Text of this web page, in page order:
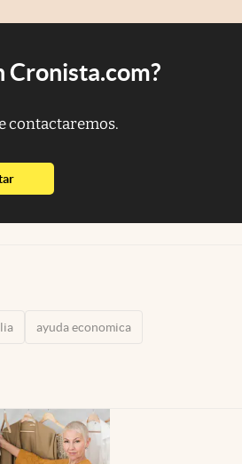
Cronista.com?
contactaremos.
abre en nueva pestaña
ayuda economica